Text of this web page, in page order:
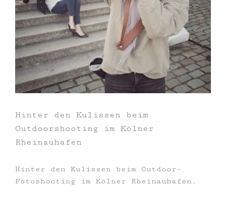
Hinter den Kulissen beim
Outdoorshooting im Kölner
Rheinauhafen
Hinter den Kulissen beim Outdoor-
Fotoshooting im Kölner Rheinauhafen.